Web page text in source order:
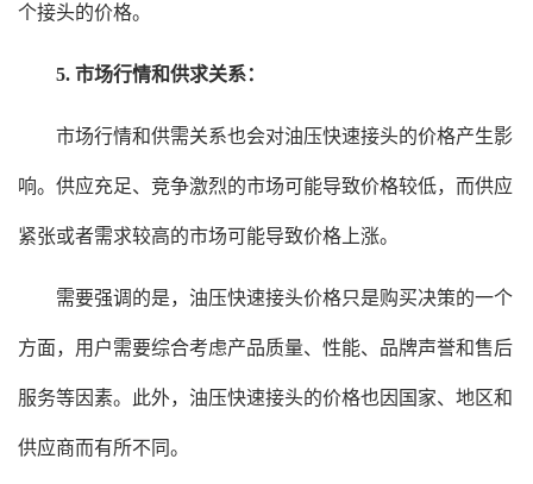
个接头的价格。
5. 市场行情和供求关系：
市场行情和供需关系也会对油压快速接头的价格产生影
响。供应充足、竞争激烈的市场可能导致价格较低，而供应
紧张或者需求较高的市场可能导致价格上涨。
需要强调的是，油压快速接头价格只是购买决策的一个
方面，用户需要综合考虑产品质量、性能、品牌声誉和售后
服务等因素。此外，油压快速接头的价格也因国家、地区和
供应商而有所不同。